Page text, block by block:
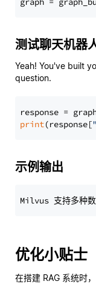
测试聊天机器
Yeah! You've built
question.
response =
print(response[
示例输出
优化小贴士
在搭建 RAG 系统时